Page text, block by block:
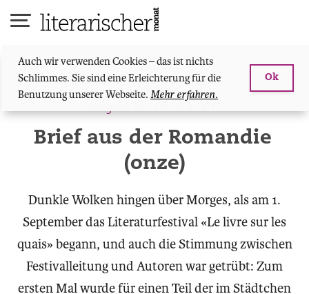
Auch wir verwenden Cookies – das ist nichts
Schlimmes. Sie sind eine Erleichterung für die
Benutzung unserer Webseite. Mehr erfahren.
Ok
Kolumne
Brief aus der Romandie
(onze)
Dunkle Wolken hingen über Morges, als am 1.
September das Literaturfestival «Le livre sur les
quais» begann, und auch die Stimmung zwischen
Festivalleitung und Autoren war getrübt: Zum
ersten Mal wurde für einen Teil der im Städtchen